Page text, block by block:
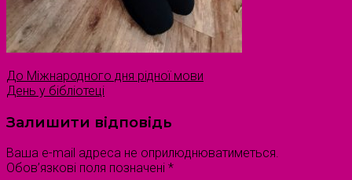
До Міжнародного дня рідної мови
День у бібліотеці
Залишити відповідь
Ваша e-mail адреса не оприлюднюватиметься.
Обов’язкові поля позначені *